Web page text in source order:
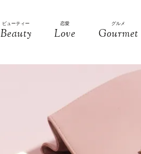
ビューティー
Beauty
恋愛
Love
グルメ
Gourmet